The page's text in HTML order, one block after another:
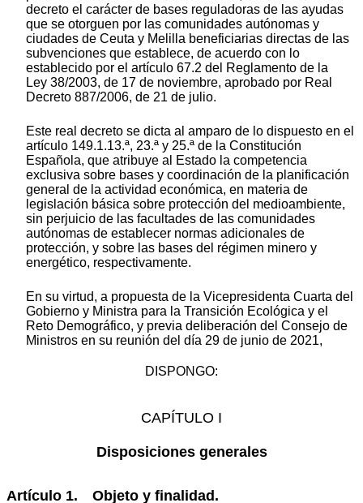
decreto el carácter de bases reguladoras de las ayudas
que se otorguen por las comunidades autónomas y
ciudades de Ceuta y Melilla beneficiarias directas de las
subvenciones que establece, de acuerdo con lo
establecido por el artículo 67.2 del Reglamento de la
Ley 38/2003, de 17 de noviembre, aprobado por Real
Decreto 887/2006, de 21 de julio.
Este real decreto se dicta al amparo de lo dispuesto en el
artículo 149.1.13.ª, 23.ª y 25.ª de la Constitución
Española, que atribuye al Estado la competencia
exclusiva sobre bases y coordinación de la planificación
general de la actividad económica, en materia de
legislación básica sobre protección del medioambiente,
sin perjuicio de las facultades de las comunidades
autónomas de establecer normas adicionales de
protección, y sobre las bases del régimen minero y
energético, respectivamente.
En su virtud, a propuesta de la Vicepresidenta Cuarta del
Gobierno y Ministra para la Transición Ecológica y el
Reto Demográfico, y previa deliberación del Consejo de
Ministros en su reunión del día 29 de junio de 2021,
DISPONGO:
CAPÍTULO I
Disposiciones generales
Artículo 1. Objeto y finalidad.